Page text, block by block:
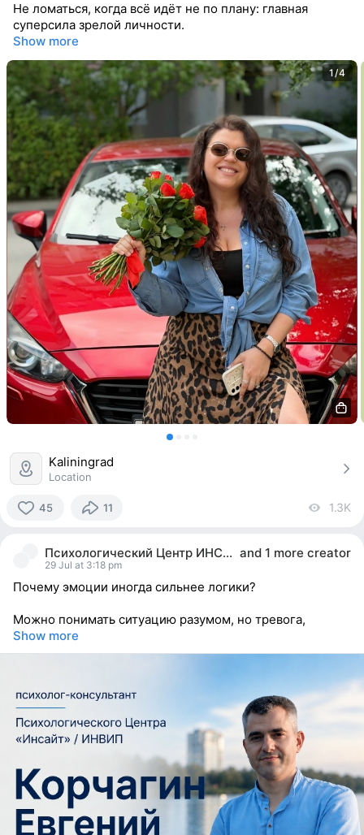
Не ломаться, когда всё идёт не по плану: главная
суперсила зрелой личности.
Show more
1/4
Kaliningrad
Location
45
reacted
11 1.3K
Психологический Центр ИНСАЙТ and 1 more creator
29 Jul at 3:18 pm
Почему эмоции иногда сильнее логики?
Можно понимать ситуацию разумом, но тревога,
Show more